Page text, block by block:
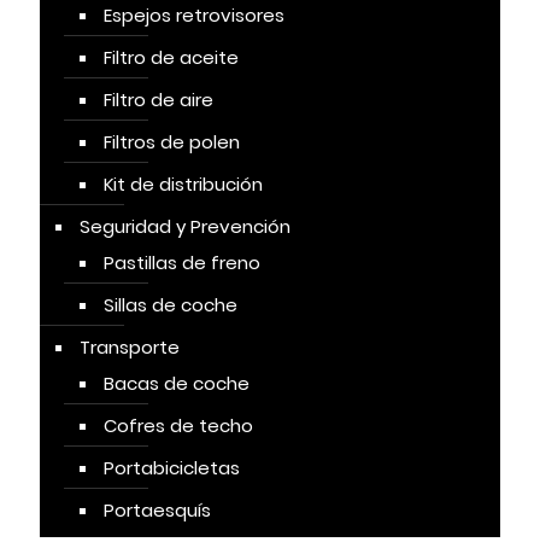
Espejos retrovisores
Filtro de aceite
Filtro de aire
Filtros de polen
Kit de distribución
Seguridad y Prevención
Pastillas de freno
Sillas de coche
Transporte
Bacas de coche
Cofres de techo
Portabicicletas
Portaesquís